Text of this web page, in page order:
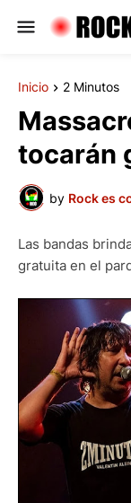
Inicio 2 Minutos
tocarán
by Rock es
Las bandas
gratuita en el